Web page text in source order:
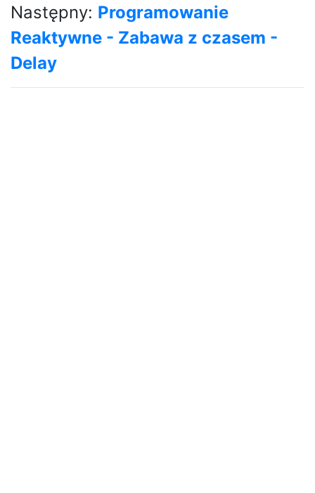
Następny: Programowanie
Reaktywne - Zabawa z czasem -
Delay